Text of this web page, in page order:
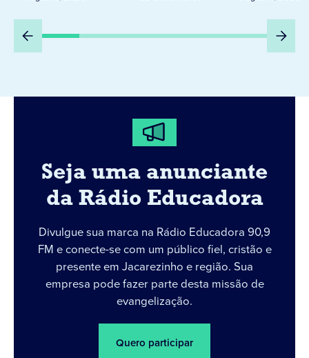
Seja uma anunciante
da Rádio Educadora
Divulgue sua marca na Rádio Educadora 90,9
FM e conecte-se com um público fiel, cristão e
presente em Jacarezinho e região. Sua
empresa pode fazer parte desta missão de
evangelização.
Quero participar